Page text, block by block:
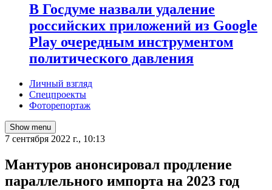
В Госдуме назвали удаление
российских приложений из Google
Play очередным инструментом
политического давления
Личный взгляд
Спецпроекты
Фоторепортаж
Show menu
7 сентября 2022 г., 10:13
Мантуров анонсировал продление
параллельного импорта на 2023 год